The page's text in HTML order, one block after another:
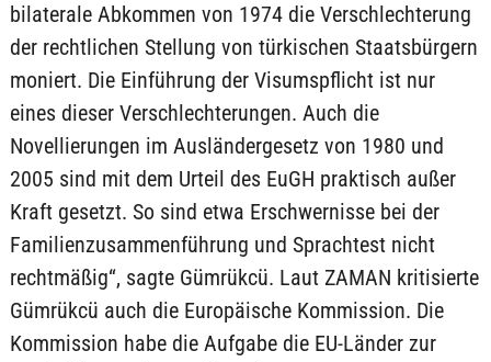
bilaterale Abkommen von 1974 die Verschlechterung
der rechtlichen Stellung von türkischen Staatsbürgern
moniert. Die Einführung der Visumspflicht ist nur
eines dieser Verschlechterungen. Auch die
Novellierungen im Ausländergesetz von 1980 und
2005 sind mit dem Urteil des EuGH praktisch außer
Kraft gesetzt. So sind etwa Erschwernisse bei der
Familienzusammenführung und Sprachtest nicht
rechtmäßig“, sagte Gümrükcü. Laut ZAMAN kritisierte
Gümrükcü auch die Europäische Kommission. Die
Kommission habe die Aufgabe die EU-Länder zur